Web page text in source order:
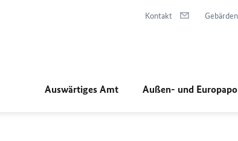
Kontakt
Auswärtiges Amt Außen- und